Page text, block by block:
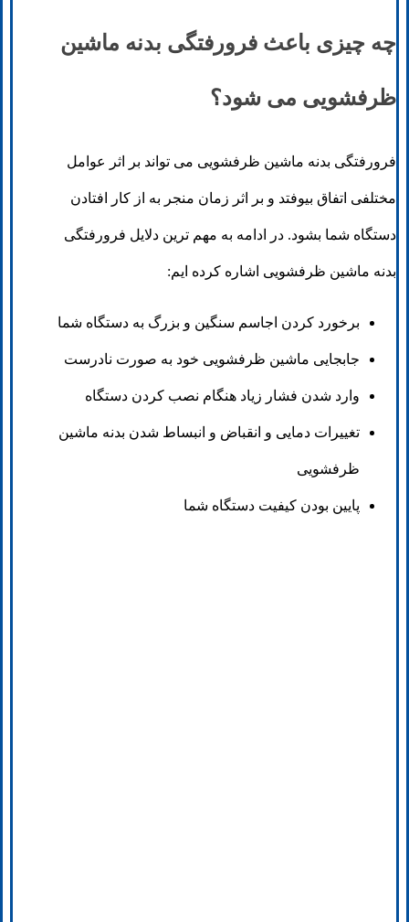
چه چیزی باعث فرورفتگی بدنه ماشین
ظرفشویی می شود؟
فرورفتگی بدنه ماشین ظرفشویی می تواند بر اثر عوامل
مختلفی اتفاق بیوفتد و بر اثر زمان منجر به از کار افتادن
دستگاه شما بشود. در ادامه به مهم ترین دلایل فرورفتگی
بدنه ماشین ظرفشویی اشاره کرده ایم:
برخورد کردن اجاسم سنگین و بزرگ به دستگاه شما
جابجایی ماشین ظرفشویی خود به صورت نادرست
وارد شدن فشار زیاد هنگام نصب کردن دستگاه
تغییرات دمایی و انقباض و انبساط شدن بدنه ماشین
ظرفشویی
پایین بودن کیفیت دستگاه شما